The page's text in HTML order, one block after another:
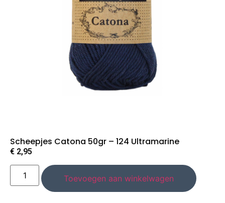
Scheepjes Catona 50gr – 124 Ultramarine
€ 2,95
Toevoegen aan winkelwagen